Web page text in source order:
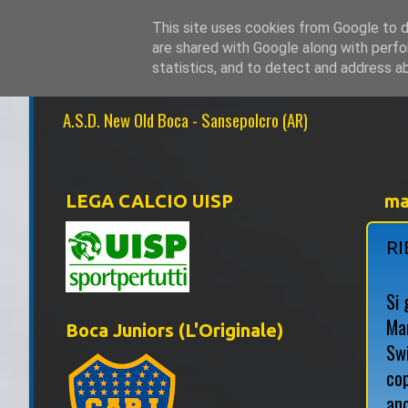
NEW OLD BOCA
A.S.D. New Old Boca - Sansepolcro (AR)
Si
LEGA CALCIO UISP
Boca Juniors (L'Originale)
This site uses cookies from Google to
are shared with Google along with
statistics, and to detect and address